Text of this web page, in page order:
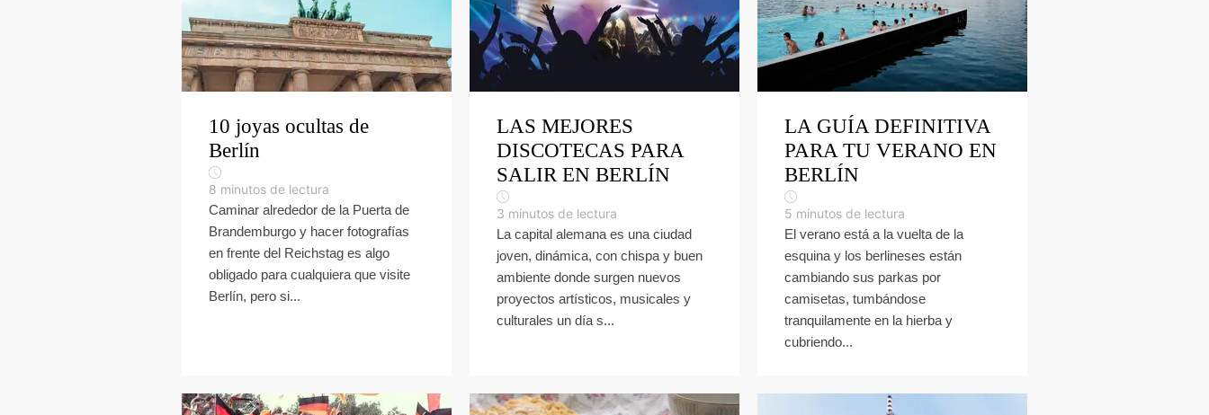
10 joyas ocultas de
Berlín
8 minutos de lectura
Caminar alrededor de la Puerta de
Brandemburgo y hacer fotografías
en frente del Reichstag es algo
obligado para cualquiera que visite
Berlín, pero si...
LAS MEJORES
DISCOTECAS PARA
SALIR EN BERLÍN
3 minutos de lectura
La capital alemana es una ciudad
joven, dinámica, con chispa y buen
ambiente donde surgen nuevos
proyectos artísticos, musicales y
culturales un día s...
LA GUÍA DEFINITIVA
PARA TU VERANO EN
BERLÍN
5 minutos de lectura
El verano está a la vuelta de la
esquina y los berlineses están
cambiando sus parkas por
camisetas, tumbándose
tranquilamente en la hierba y
cubriendo...